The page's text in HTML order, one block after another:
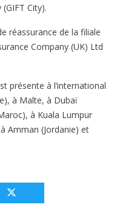
City).
réassurance de la filiale
Company (UK) Ltd
présente à l’international
à Malte, à Dubaï
à Kuala Lumpur
Amman (Jordanie) et